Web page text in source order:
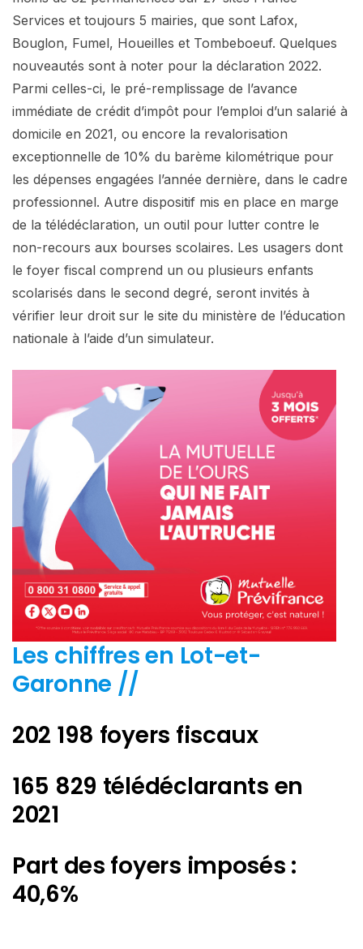
Services et toujours 5 mairies, que sont Lafox,
Bouglon, Fumel, Houeilles et Tombeboeuf. Quelques
nouveautés sont à noter pour la déclaration 2022.
Parmi celles-ci, le pré-remplissage de l’avance
immédiate de crédit d’impôt pour l’emploi d’un salarié à
domicile en 2021, ou encore la revalorisation
exceptionnelle de 10% du barème kilométrique pour
les dépenses engagées l’année dernière, dans le cadre
professionnel. Autre dispositif mis en place en marge
de la télédéclaration, un outil pour lutter contre le
non-recours aux bourses scolaires. Les usagers dont
le foyer fiscal comprend un ou plusieurs enfants
scolarisés dans le second degré, seront invités à
vérifier leur droit sur le site du ministère de l’éducation
nationale à l’aide d’un simulateur.
Les chiffres en Lot-et-
Garonne //
202 198 foyers fiscaux
165 829 télédéclarants en
2021
Part des foyers imposés :
40,6%